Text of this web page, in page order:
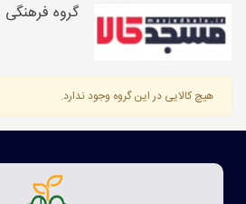
گروه
هیچ کالایی در این گروه وجود ندارد.